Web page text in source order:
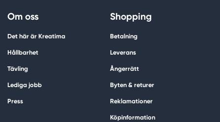
Om oss
Det här är Kreatima
Hållbarhet
Tävling
Lediga jobb
Press
Shopping
Betalning
Leverans
Ångerrätt
Byten & returer
Reklamationer
Köpinformation